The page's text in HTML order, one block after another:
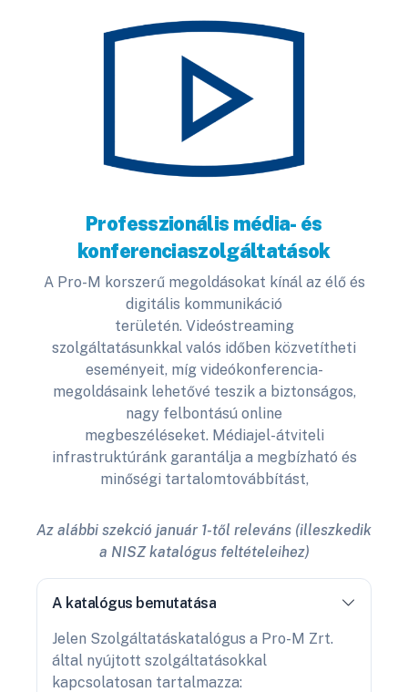
Professzionális média- és
konferenciaszolgáltatások
A Pro-M korszerű megoldásokat kínál az élő és
digitális kommunikáció
területén. Videóstreaming
szolgáltatásunkkal valós időben közvetítheti
eseményeit, míg videókonferencia-
megoldásaink lehetővé teszik a biztonságos,
nagy felbontású online
megbeszéléseket. Médiajel-átviteli
infrastruktúránk garantálja a megbízható és
minőségi tartalomtovábbítást,
Az alábbi szekció január 1-től releváns (illeszkedik
a NISZ katalógus feltételeihez)
A katalógus bemutatása
Jelen Szolgáltatáskatalógus a Pro-M Zrt.
által nyújtott szolgáltatásokkal
kapcsolatosan tartalmazza: